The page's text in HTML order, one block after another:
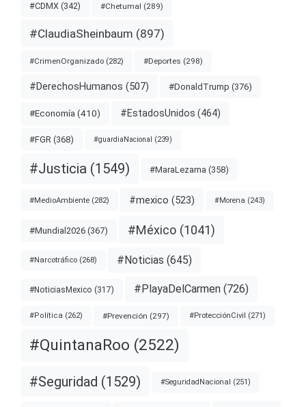
#CDMX (342) #Chetumal (289)
#ClaudiaSheinbaum (897)
#CrimenOrganizado (282) #Deportes (298)
#DerechosHumanos (507) #DonaldTrump (376)
#Economía (410) #EstadosUnidos (464)
#FGR (368) #guardiaNacional (239)
#Justicia (1549) #MaraLezama (358)
#MedioAmbiente (282) #mexico (523) #Morena (243)
#Mundial2026 (367) #México (1041)
#Narcotráfico (268) #Noticias (645)
#NoticiasMexico (317) #PlayaDelCarmen (726)
#Política (262) #Prevención (297) #ProtecciónCivil (271)
#QuintanaRoo (2522)
#Seguridad (1529) #SeguridadNacional (251)